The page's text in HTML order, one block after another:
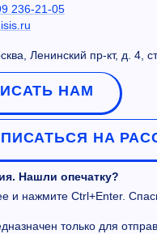
236-21-05
Ленинский пр-кт, д. 4,
НАМ
НА
Нашли опечатку?
и нажмите Ctrl+Enter.
только для